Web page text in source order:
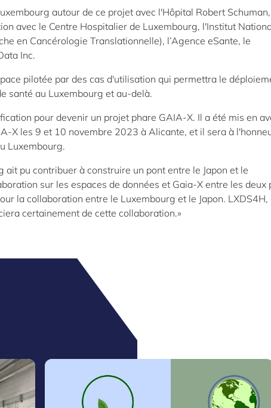
autour de ce projet avec l'Hôpital Robert
avec le Centre Hospitalier de Luxembourg, l'Institut
en Cancérologie Translationnelle), l’Agence eSante, le
Inc.
pilotée par des cas d'utilisation qui permettra le
santé au Luxembourg et au-delà.
pour devenir un projet phare GAIA-X. Il a été mis en
X les 9 et 10 novembre 2023 à Alicante, et il sera à
Luxembourg.
pu contribuer à construire un pont entre le Japon et le
sur les espaces de données et Gaia-X entre les deux
la collaboration entre le Luxembourg et le Japon. LXDS4H,
certainement de cette collaboration.»